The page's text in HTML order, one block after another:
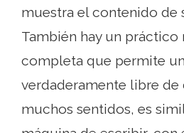
muestra el contenido de
También hay un
completa que permite
verdaderamente libre de
muchos sentidos, es